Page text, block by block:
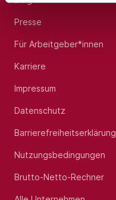
Presse
Für Arbeitgeber*innen
Karriere
Impressum
Datenschutz
Barrierefreiheitserklärung
Nutzungsbedingungen
Brutto-Netto-Rechner